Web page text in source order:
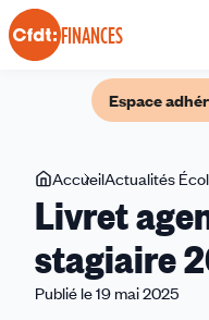
Panneau de gestion des
FINANCES
Espace
Vous
êtes
ici
AccueilActualités
Livret
stagiaire
Publié le 19 mai 2025